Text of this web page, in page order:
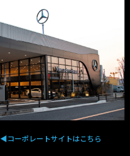
◀︎コーポレートサイトはこちら